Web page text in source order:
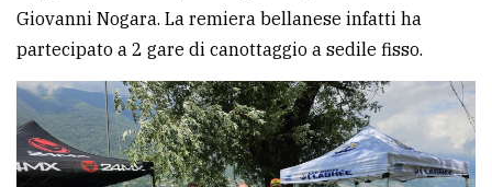
CERCA
per
comune
Ricerca
Giovanni Nogara. La remiera bellanese infatti ha
partecipato a 2 gare di canottaggio a sedile fisso.